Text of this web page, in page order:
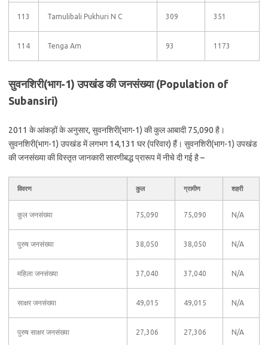
113 Tamulibali Pukhuri N C 309 351
114 Tenga Am 93 1173
सुवनशिरी(भाग-1) उपखंड की जनसंख्या (Population of
Subansiri)
2011 के आंकड़ों के अनुसार, सुवनशिरी(भाग-1) की कुल आबादी 75,090 है।
सुवनशिरी(भाग-1) उपखंड में लगभग 14,131 घर (परिवार) हैं। सुवनशिरी(भाग-1) उपखंड
की जनसंख्या की विस्तृत जानकारी सारणीबद्ध प्रारूप में नीचे दी गई है –
विवरण कुल ग्रामीण शहरी
कुल जनसंख्या 75,090 75,090 N/A
पुरुष जनसंख्या 38,050 38,050 N/A
महिला जनसंख्या 37,040 37,040 N/A
साक्षर जनसंख्या 49,015 49,015 N/A
पुरुष साक्षर जनसंख्या 27,306 27,306 N/A